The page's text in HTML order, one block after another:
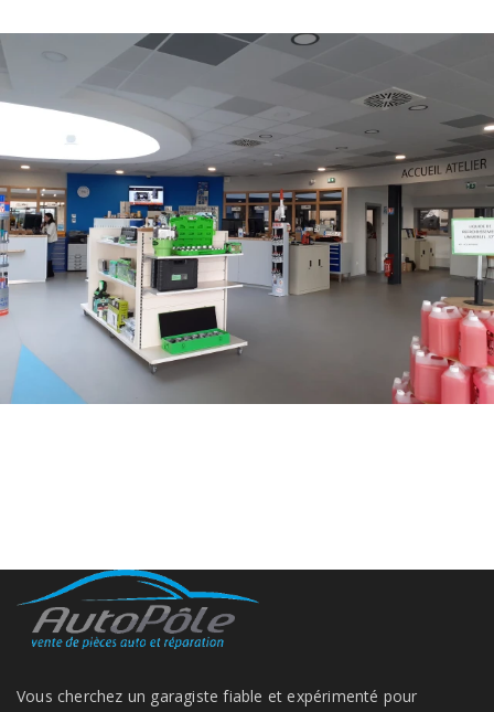
Vous cherchez un garagiste fiable et expérimenté pour